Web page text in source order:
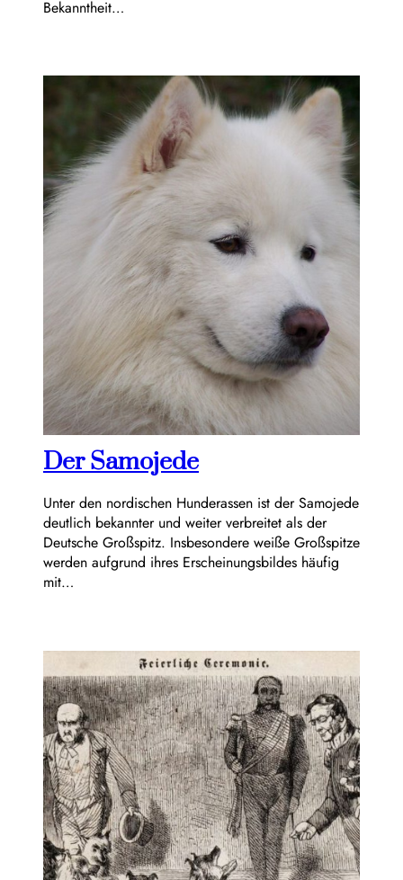
Bekanntheit…
Der Samojede
Unter den nordischen Hunderassen ist der Samojede
deutlich bekannter und weiter verbreitet als der
Deutsche Großspitz. Insbesondere weiße Großspitze
werden aufgrund ihres Erscheinungsbildes häufig
mit…